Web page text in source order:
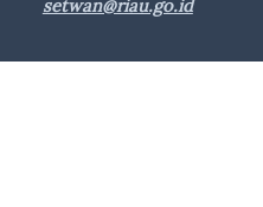
setwan@riau.go.id